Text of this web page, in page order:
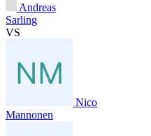
Andreas
Sarling
VS
Nico
Mannonen